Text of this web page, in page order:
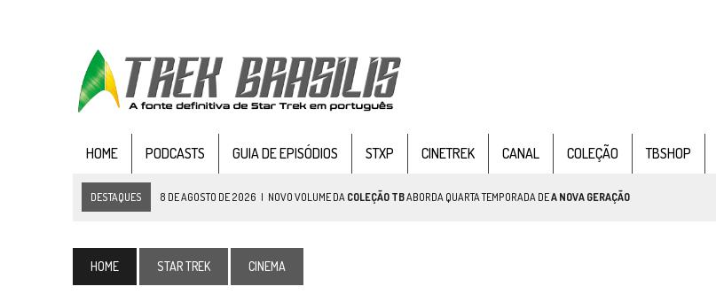
HOME PODCASTS GUIA DE EPISÓDIOS STXP CINETREK CANAL COLEÇÃO TBSHOP
DESTAQUES 8 DE AGOSTO DE 2026 | NOVO VOLUME DA COLEÇÃO TBABORDA QUARTA TEMPORADA DEA NOVA GERAÇÃO
6 DE AGOSTO DE 2026 | NOVA TEMPORADA DETHE CENTER SEAT
HOME STAR TREK CINEMA